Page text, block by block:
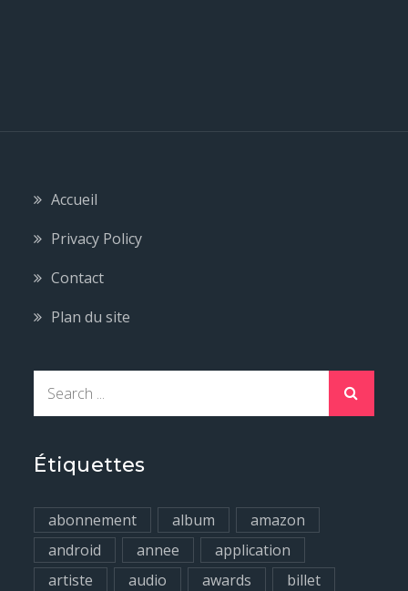
Accueil
Privacy Policy
Contact
Plan du site
r
h
f
o
Étiquettes
abonnement album
amazon
android
annee
application
artiste
audio awards
billet